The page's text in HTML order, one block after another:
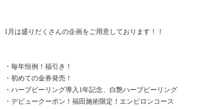
1月は盛りだくさんの企画をご用意しております！！
・毎年恒例！福引き！
・初めての金券発売！
・ハーブピーリング導入1年記念、白艶ハーブピーリング
・デビュークーポン！福田施術限定！エンビロンコース